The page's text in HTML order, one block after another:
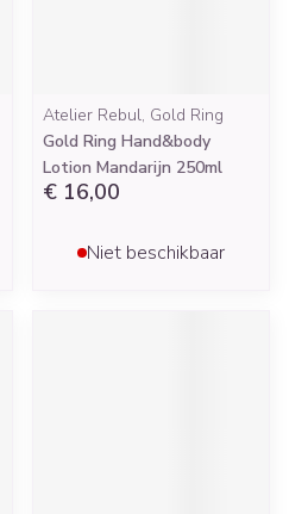
Atelier Rebul, Gold Ring
Gold Ring Hand&body
Lotion Mandarijn 250ml
€ 16,00
Niet beschikbaar